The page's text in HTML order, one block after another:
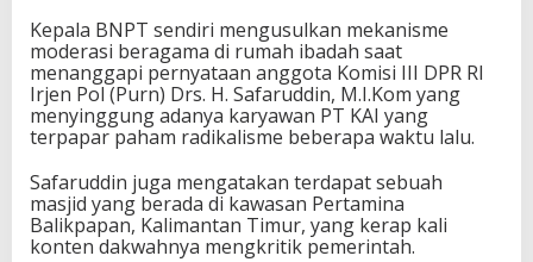
Kepala BNPT sendiri mengusulkan mekanisme
moderasi beragama di rumah ibadah saat
menanggapi pernyataan anggota Komisi III DPR RI
Irjen Pol (Purn) Drs. H. Safaruddin, M.I.Kom yang
menyinggung adanya karyawan PT KAI yang
terpapar paham radikalisme beberapa waktu lalu.
Safaruddin juga mengatakan terdapat sebuah
masjid yang berada di kawasan Pertamina
Balikpapan, Kalimantan Timur, yang kerap kali
konten dakwahnya mengkritik pemerintah.